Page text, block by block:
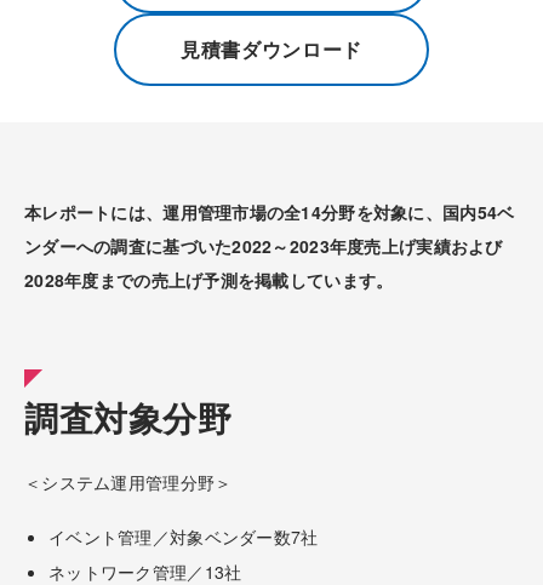
見積書ダウンロード
本レポートには、運用管理市場の全14分野を対象に、国内54ベ
ンダーへの調査に基づいた2022～2023年度売上げ実績および
2028年度までの売上げ予測を掲載しています。
調査対象分野
＜システム運用管理分野＞
イベント管理／対象ベンダー数7社
ネットワーク管理／13社